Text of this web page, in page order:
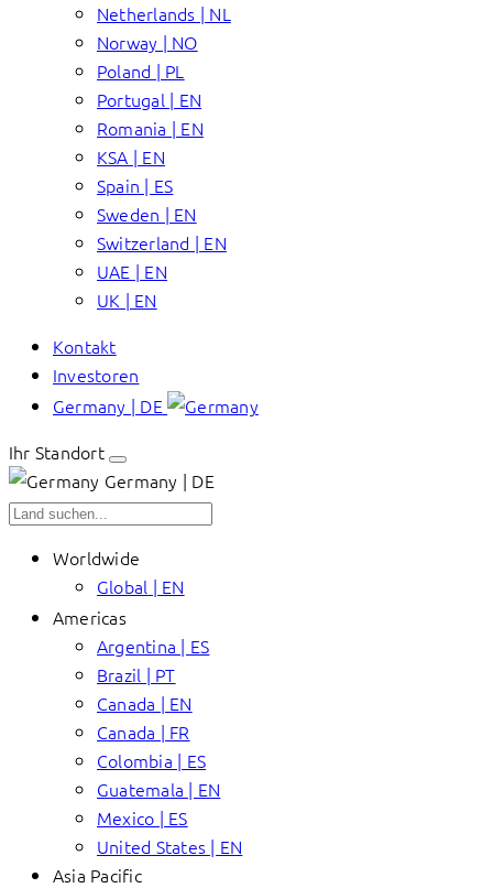
Netherlands | NL
Norway | NO
Poland | PL
Portugal | EN
Romania | EN
KSA | EN
Spain | ES
Sweden | EN
Switzerland | EN
UAE | EN
UK | EN
Kontakt
Investoren
Germany | DE
Ihr Standort
Germany | DE
Worldwide
Global | EN
Americas
Argentina | ES
Brazil | PT
Canada | EN
Canada | FR
Colombia | ES
Guatemala | EN
Mexico | ES
United States | EN
Asia Pacific